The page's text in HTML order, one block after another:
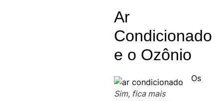
Ar
Condicionado
e o Ozônio
Sim, fica mais
Os